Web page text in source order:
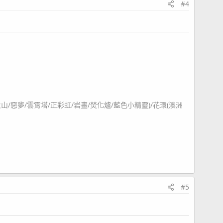
#4
/惡夢/雲霄塔/正彩虹/岩畫/焚化爐/藍色小精靈)/花環(澳洲
#5